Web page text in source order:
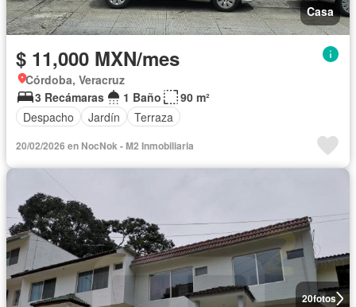
Casa
$ 11,000 MXN/mes
Córdoba, Veracruz
3 Recámaras
1 Baño
90 m²
Despacho
Jardín Terraza
20/02/2026 en NocNok - M2 Inmobiliaria
20fotos